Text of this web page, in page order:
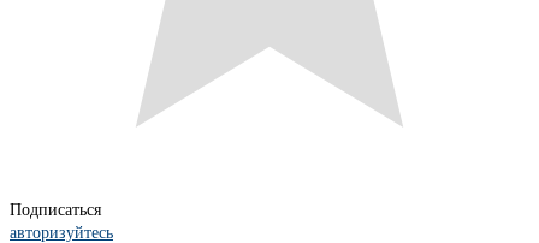
Подписаться
авторизуйтесь